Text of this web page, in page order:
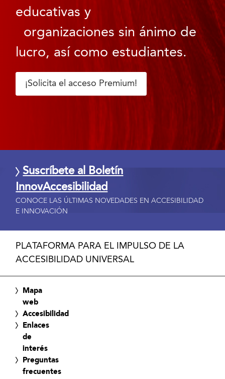
educativas y
organizaciones sin ánimo de
lucro, así como estudiantes.
¡Solicita el acceso Premium!
Suscríbete al Boletín
InnovAccesibilidad
CONOCE LAS ÚLTIMAS NOVEDADES EN ACCESIBILIDAD
E INNOVACIÓN
PLATAFORMA PARA EL IMPULSO DE LA
ACCESIBILIDAD UNIVERSAL
Mapa
web
Accesibilidad
Enlaces
de
interés
Preguntas
frecuentes